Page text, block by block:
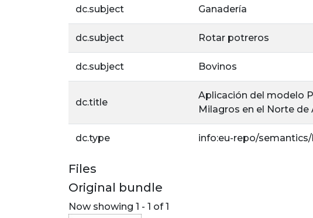
dc.subject Ganadería
dc.subject Rotar potreros
dc.subject Bovinos
dc.title
Aplicación del modelo
Milagros en el Norte de
dc.type info:eu-repo/
Files
Original bundle
Now showing 1 - 1 of 1